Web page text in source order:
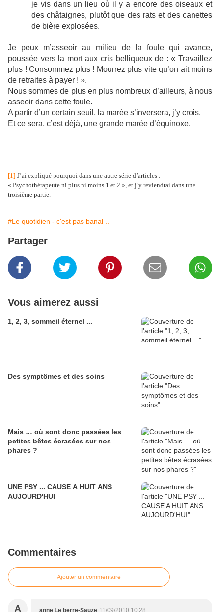
je vis dans un lieu où il y a encore des oiseaux et
des châtaignes, plutôt que des rats et des canettes
de bière explosées.
Je peux m’asseoir au milieu de la foule qui avance,
poussée vers la mort aux cris belliqueux de : « Travaillez
plus ! Consommez plus ! Mourrez plus vite qu’on ait moins
de retraites à payer ! ».
Nous sommes de plus en plus nombreux d’ailleurs, à nous
asseoir dans cette foule.
A partir d’un certain seuil, la marée s’inversera, j’y crois.
Et ce sera, c’est déjà, une grande marée d’équinoxe.
[1] J’ai expliqué pourquoi dans une autre série d’articles :
« Psychothérapeute ni plus ni moins 1 et 2 », et j’y reviendrai dans une
troisième partie.
#Le quotidien - c'est pas banal ...
Partager
Vous aimerez aussi
1, 2, 3, sommeil éternel ...
Des symptômes et des soins
Mais … où sont donc passées les
petites bêtes écrasées sur nos
phares ?
UNE PSY ... CAUSE A HUIT ANS
AUJOURD'HUI
Commentaires
Ajouter un commentaire
A anne Le berre-Sauze 11/09/2010 10:28